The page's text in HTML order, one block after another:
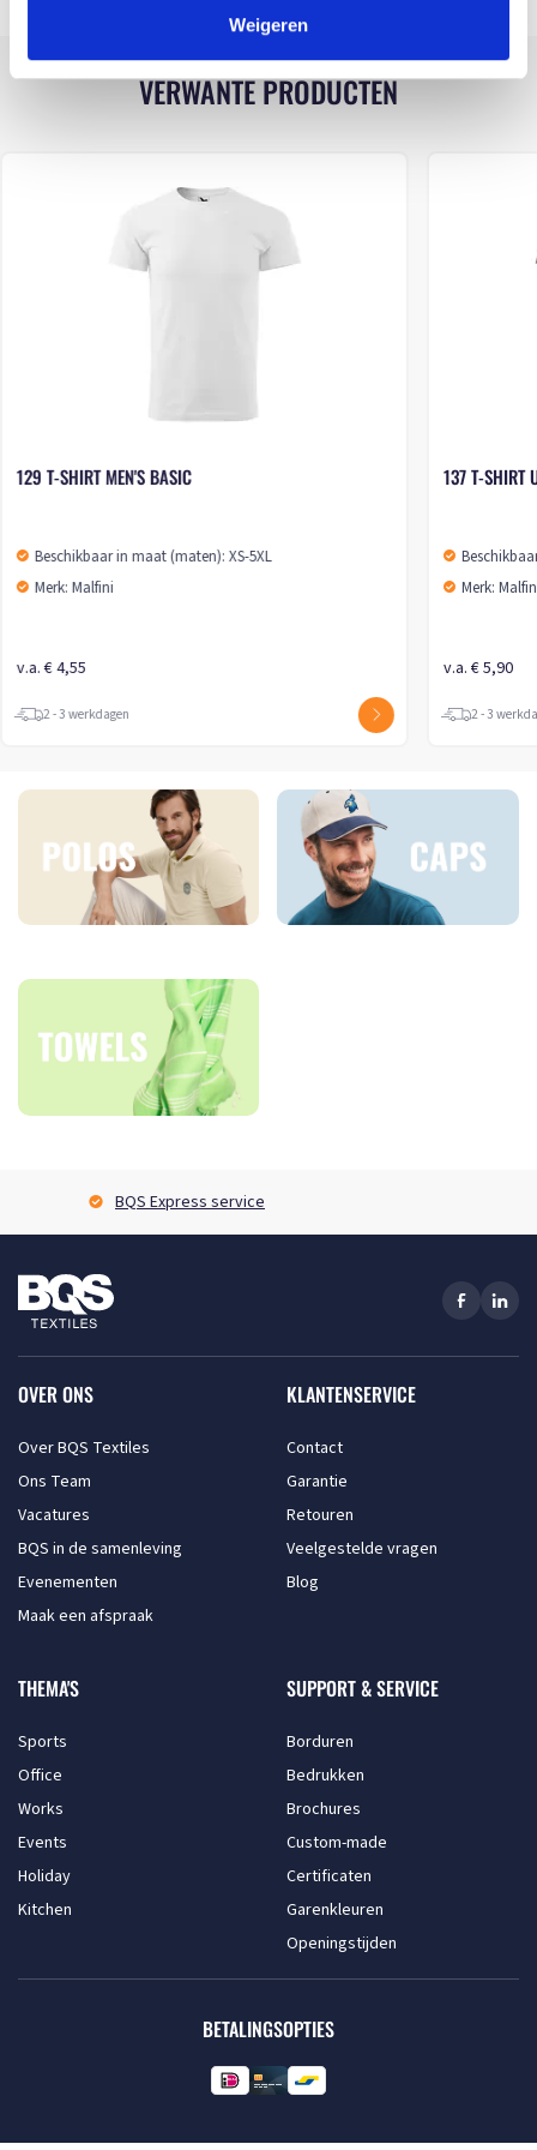
Weigeren
VERWANTE PRODUCTEN
129 T-SHIRT MEN'S BASIC
Beschikbaar in maat (maten): XS-5XL
Merk: Malfini
v.a. € 4,55
2 - 3 werkdagen
137 T-SHIRT
Merk:
v.a. € 5,90
2 - 3
BQS Express service
OVER ONS
Over BQS Textiles
Ons Team
Vacatures
BQS in de samenleving
Evenementen
Maak een afspraak
KLANTENSERVICE
Contact
Garantie
Retouren
Veelgestelde vragen
Blog
THEMA'S
Sports
Office
Works
Events
Holiday
Kitchen
SUPPORT & SERVICE
Borduren
Bedrukken
Brochures
Custom-made
Certificaten
Garenkleuren
Openingstijden
BETALINGSOPTIES